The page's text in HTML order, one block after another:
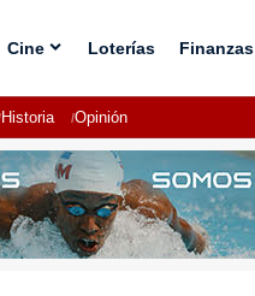
Cine Loterías Finanzas
Historia Opinión